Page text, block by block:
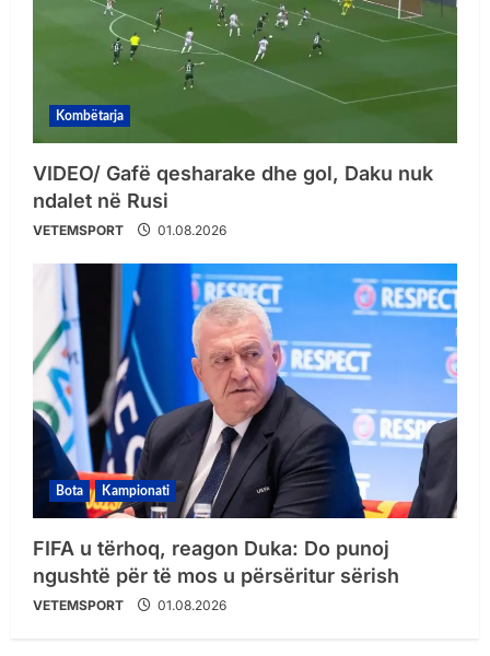
Kombëtarja
VIDEO/ Gafë qesharake dhe gol, Daku nuk
ndalet në Rusi
VETEMSPORT 01.08.2026
Bota Kampionati
FIFA u tërhoq, reagon Duka: Do punoj
ngushtë për të mos u përsëritur sërish
VETEMSPORT 01.08.2026